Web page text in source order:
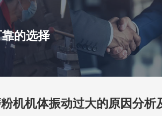
的选择
机机体振动过大的原因分析